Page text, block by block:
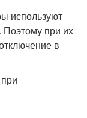
используют
при их
в